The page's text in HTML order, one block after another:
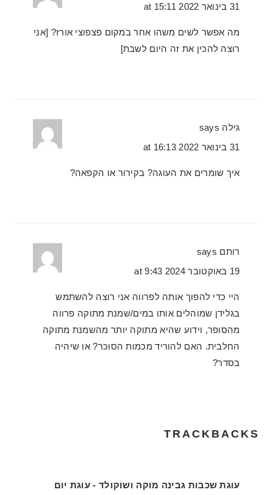
31 בינואר 2022 at 15:11
מה אפשר לשים משהו אחר במקום פצפוצי אורז? [אני
רוצה להכין את זה היום לשבת]
גילה says
31 בינואר 2022 at 16:13
איך שומרים את העוגה? בקירור או הקפאה?
רותם says
19 באוקטובר 2024 at 9:43
היי כדי להפוך אותה לפרווה אני רוצה להשתמש
בגלידן שמוהלים אותו במים/שמנת מתוקה פרווה
מהסופר, וידוע שהיא מתוקה יותר מהשמנת מתוקה
החלבית. האם להוריד מכמות הסוכר? או שיהיה
בסדר?
TRACKBACKS
עוגת שכבות גבינה מוקה ושוקולד - עוגת יום